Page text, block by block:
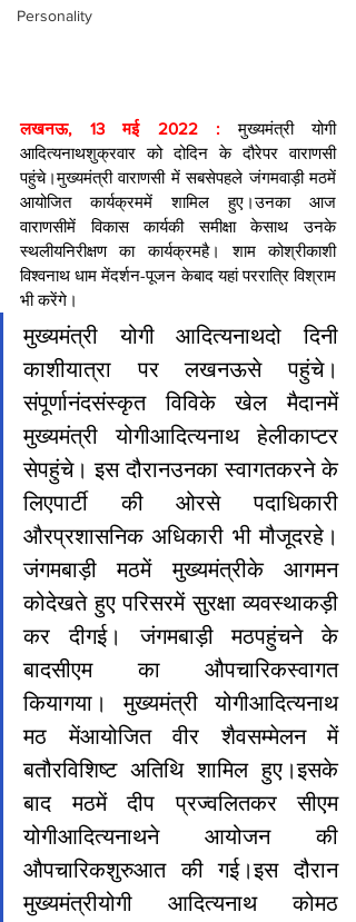
Personality
लखनऊ, 13 मई 2022 : मुख्यमंत्री योगी
आदित्यनाथशुक्रवार को दोदिन के दौरेपर वाराणसी
पहुंचे।मुख्यमंत्री वाराणसी में सबसेपहले जंगमवाड़ी मठमें
आयोजित कार्यक्रममें शामिल हुए।उनका आज
वाराणसीमें विकास कार्यकी समीक्षा केसाथ उनके
स्थलीयनिरीक्षण का कार्यक्रमहै। शाम कोश्रीकाशी
विश्वनाथ धाम मेंदर्शन-पूजन केबाद यहां पररात्रि विश्राम
भी करेंगे।
मुख्यमंत्री योगी आदित्यनाथदो दिनी
काशीयात्रा पर लखनऊसे पहुंचे।
संपूर्णानंदसंस्‍कृत विविके खेल मैदानमें
मुख्यमंत्री योगीआदित्‍यनाथ हेलीकाप्‍टर
सेपहुंचे। इस दौरानउनका स्‍वागतकरने के
लिएपार्टी की ओरसे पदाधिकारी
औरप्रशासनिक अधिकारी भी मौजूदरहे।
जंगमबाड़ी मठमें मुख्‍यमंत्रीके आगमन
कोदेखते हुए परिसरमें सुरक्षा व्‍यवस्‍थाकड़ी
कर दीगई। जंगमबाड़ी मठपहुंचने के
बादसीएम का औपचारिकस्‍वागत
कियागया। मुख्यमंत्री योगीआदित्यनाथ
मठ मेंआयोजित वीर शैवसम्मेलन में
बतौरविशिष्ट अतिथि शामिल हुए।इसके
बाद मठमें दीप प्रज्वलितकर सीएम
योगीआदित्यनाथने आयोजन की
औपचारिकशुरुआत की गई।इस दौरान
मुख्यमंत्रीयोगी आदित्यनाथ कोमठ